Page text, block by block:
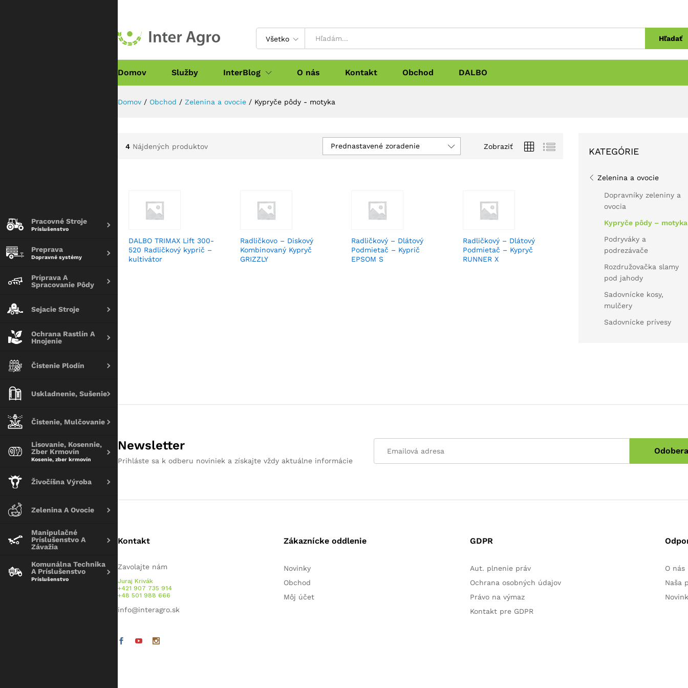
Pracovné Stroje
Príslušenstvo
Preprava
Dopravné systémy
Príprava A
Spracovanie Pôdy
Sejacie Stroje
Ochrana Rastlín A
Hnojenie
Čistenie Plodín
Uskladnenie, Sušenie
Čistenie, Mulčovanie
Lisovanie, Kosennie,
Zber Krmovín
Kosenie, zber krmovín
Živočíšna Výroba
Zelenina A Ovocie
Manipulačné
Príslušenstvo A
Závažia
Komunálna Technika
A Príslušenstvo
Príslušenstvo
Všetko Hľadať
Domov Služby InterBlog O nás Kontakt Obchod DALBO
Domov / Obchod / Zelenina a ovocie / Kypryče pôdy - motyka
4 Nájdených produktov Zobraziť
Prednastavené zoradenie
DALBO TRIMAX Lift 300-
520 Radličkový kyprič –
kultivátor
Radličkovo – Diskový
Kombinovaný Kypryč
GRIZZLY
Radličkový – Dlátový
Podmietač – Kyprič
EPSOM S
Radličkový – Dlátový
Podmietač – Kypryč
RUNNER X
KATEGÓRIE
Zelenina a ovocie
Dopravníky zeleniny a
ovocia
Kypryče pôdy – motyka
Podryváky a
podrezávače
Rozdružovačka slamy
pod jahody
Sadovnícke kosy,
mulčery
Sadovnícke prívesy
Newsletter
Prihláste sa k odberu noviniek a získajte vždy aktuálne informácie
Kontakt
Zavolajte nám
Juraj Krivák
+421 907 735 914
+48 501 988 666
info@interagro.sk
Zákaznícke oddlenie
Novinky
Obchod
Môj účet
GDPR
Aut. plnenie práv
Ochrana osobných údajov
Právo na výmaz
Kontakt pre GDPR
O nás
Naša